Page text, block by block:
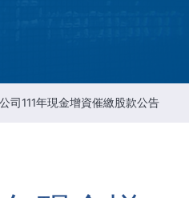
司111年現金增資催繳股款公告